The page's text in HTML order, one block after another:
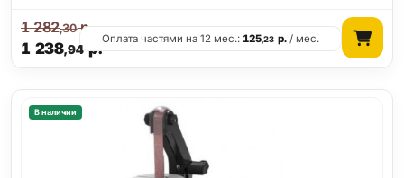
1 238,94 р.
1 282,30р.
Оплата частями на 12 мес.:125,23 р./ мес.
В наличии